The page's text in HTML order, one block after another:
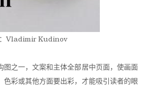
Vladimir Kudinov
图之一，文案和主体全部居中页面，使画面
色彩或其他方面要出彩，才能吸引读者的眼